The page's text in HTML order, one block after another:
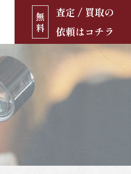
遺品買取
食器
お役立ち情報
無
料
査定 / 買取の
依頼はコチラ